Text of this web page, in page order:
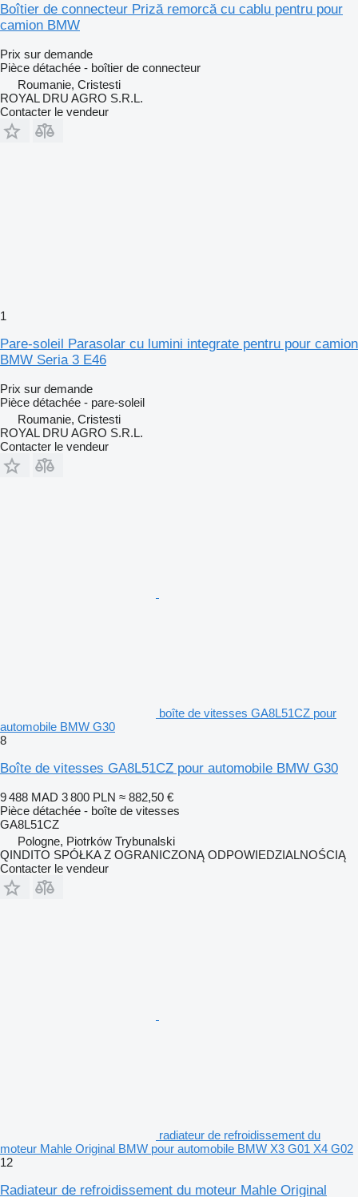
Boîtier de connecteur Priză remorcă cu cablu pentru pour
camion BMW
Prix sur demande
Pièce détachée - boîtier de connecteur
Roumanie, Cristesti
ROYAL DRU AGRO S.R.L.
Contacter le vendeur
1
Pare-soleil Parasolar cu lumini integrate pentru pour camion
BMW Seria 3 E46
Prix sur demande
Pièce détachée - pare-soleil
Roumanie, Cristesti
ROYAL DRU AGRO S.R.L.
Contacter le vendeur
boîte de vitesses GA8L51CZ pour
automobile BMW G30
8
Boîte de vitesses GA8L51CZ pour automobile BMW G30
9 488 MAD 3 800 PLN ≈ 882,50 €
Pièce détachée - boîte de vitesses
GA8L51CZ
Pologne, Piotrków Trybunalski
QINDITO SPÓŁKA Z OGRANICZONĄ ODPOWIEDZIALNOŚCIĄ
Contacter le vendeur
radiateur de refroidissement du
moteur Mahle Original BMW pour automobile BMW X3 G01 X4 G02
12
Radiateur de refroidissement du moteur Mahle Original